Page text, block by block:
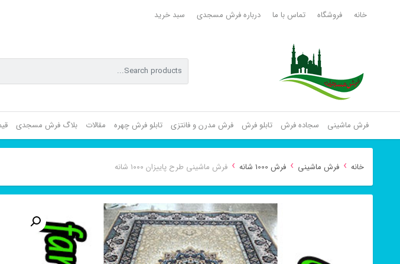
خانه فروشگاه تماس با ما درباره فرش مسجدی سبد خرید
فرش ماشینی سجاده فرش تابلو فرش فرش مدرن و فانتزی تابلو فرش چهره مقالات بلاگ فرش مسجدی
خانه › فرش ماشینی › فرش 1000 شانه › فرش ماشینی طرح پاییزان ۱۰۰۰ شانه